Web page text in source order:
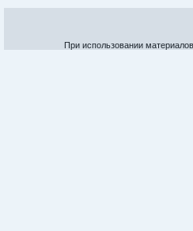
При использовании